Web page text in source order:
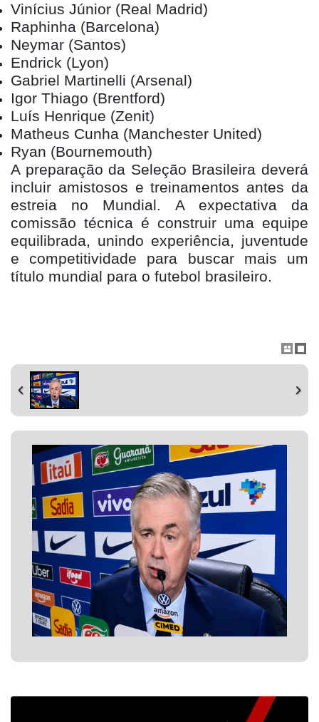
Vinícius Júnior (Real Madrid)
Raphinha (Barcelona)
Neymar (Santos)
Endrick (Lyon)
Gabriel Martinelli (Arsenal)
Igor Thiago (Brentford)
Luís Henrique (Zenit)
Matheus Cunha (Manchester United)
Ryan (Bournemouth)
A preparação da Seleção Brasileira deverá
incluir amistosos e treinamentos antes da
estreia no Mundial. A expectativa da
comissão técnica é construir uma equipe
equilibrada, unindo experiência, juventude
e competitividade para buscar mais um
título mundial para o futebol brasileiro.